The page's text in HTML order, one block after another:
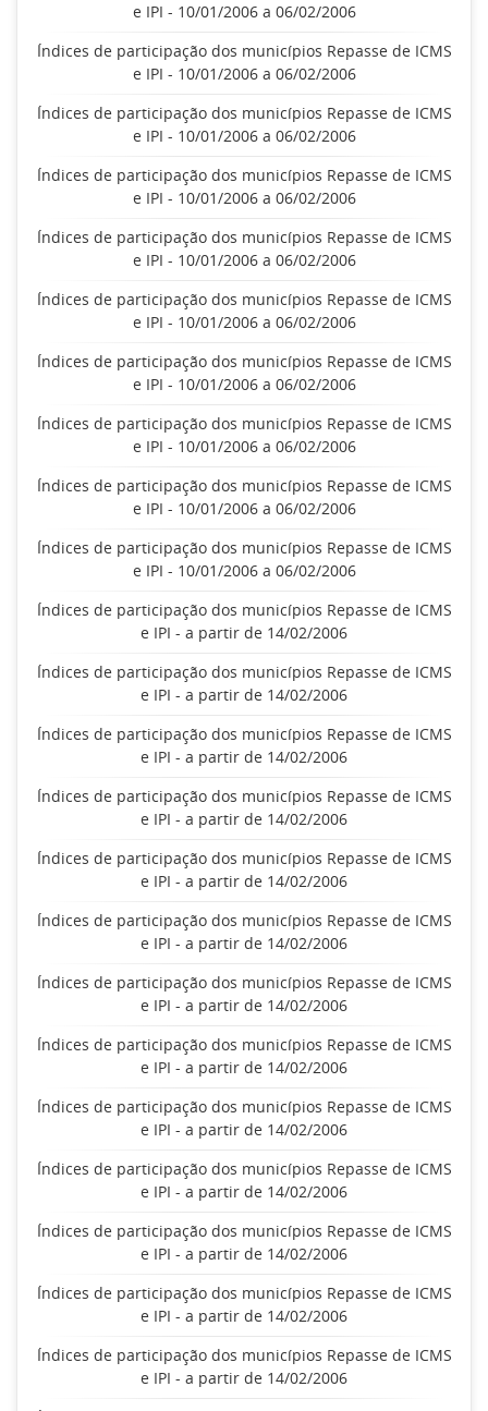
e IPI - 10/01/2006 a 06/02/2006
Índices de participação dos municípios Repasse de ICMS
e IPI - 10/01/2006 a 06/02/2006
Índices de participação dos municípios Repasse de ICMS
e IPI - 10/01/2006 a 06/02/2006
Índices de participação dos municípios Repasse de ICMS
e IPI - 10/01/2006 a 06/02/2006
Índices de participação dos municípios Repasse de ICMS
e IPI - 10/01/2006 a 06/02/2006
Índices de participação dos municípios Repasse de ICMS
e IPI - 10/01/2006 a 06/02/2006
Índices de participação dos municípios Repasse de ICMS
e IPI - 10/01/2006 a 06/02/2006
Índices de participação dos municípios Repasse de ICMS
e IPI - 10/01/2006 a 06/02/2006
Índices de participação dos municípios Repasse de ICMS
e IPI - 10/01/2006 a 06/02/2006
Índices de participação dos municípios Repasse de ICMS
e IPI - 10/01/2006 a 06/02/2006
Índices de participação dos municípios Repasse de ICMS
e IPI - a partir de 14/02/2006
Índices de participação dos municípios Repasse de ICMS
e IPI - a partir de 14/02/2006
Índices de participação dos municípios Repasse de ICMS
e IPI - a partir de 14/02/2006
Índices de participação dos municípios Repasse de ICMS
e IPI - a partir de 14/02/2006
Índices de participação dos municípios Repasse de ICMS
e IPI - a partir de 14/02/2006
Índices de participação dos municípios Repasse de ICMS
e IPI - a partir de 14/02/2006
Índices de participação dos municípios Repasse de ICMS
e IPI - a partir de 14/02/2006
Índices de participação dos municípios Repasse de ICMS
e IPI - a partir de 14/02/2006
Índices de participação dos municípios Repasse de ICMS
e IPI - a partir de 14/02/2006
Índices de participação dos municípios Repasse de ICMS
e IPI - a partir de 14/02/2006
Índices de participação dos municípios Repasse de ICMS
e IPI - a partir de 14/02/2006
Índices de participação dos municípios Repasse de ICMS
e IPI - a partir de 14/02/2006
Índices de participação dos municípios Repasse de ICMS
e IPI - a partir de 14/02/2006